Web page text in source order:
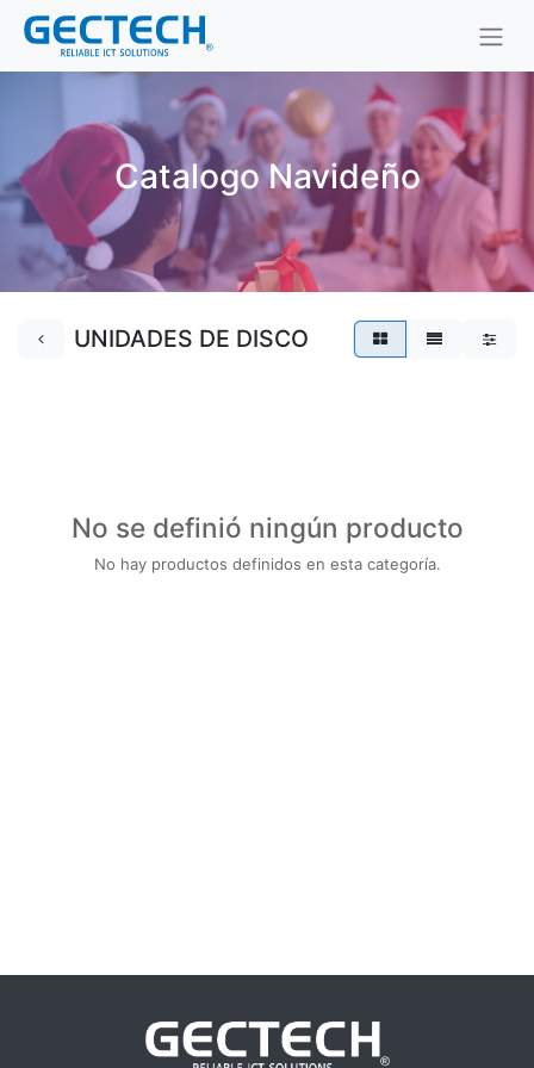
Catalogo Navideño
UNIDADES DE DISCO
No se definió ningún producto
No hay productos definidos en esta categoría.